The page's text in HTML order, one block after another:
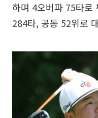
하며 4오버파 75타로
284타, 공동 52위로